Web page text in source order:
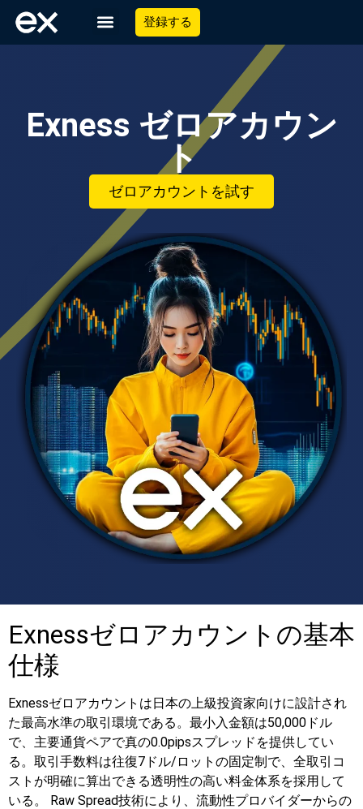
登録する
Exness ゼロアカウン
ト
ゼロアカウントを試す
Exnessゼロアカウントの基本
仕様
Exnessゼロアカウントは日本の上級投資家向けに設計され
た最高水準の取引環境である。最小入金額は50,000ドル
で、主要通貨ペアで真の0.0pipsスプレッドを提供してい
る。取引手数料は往復7ドル/ロットの固定制で、全取引コ
ストが明確に算出できる透明性の高い料金体系を採用して
いる。
Raw Spread技術により、流動性プロバイダーからの